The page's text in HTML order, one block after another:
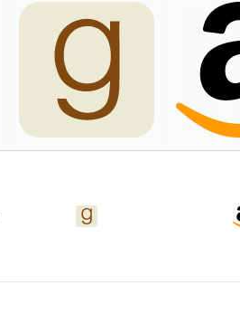
komplexe Handlung und
Charaktere.